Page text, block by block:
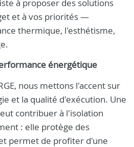
à proposer des solutions
et à vos priorités —
thermique, l'esthétisme,
énergétique
nous mettons l'accent sur
et la qualité d'exécution. Une
contribuer à l'isolation
: elle protège des
permet de profiter d'une